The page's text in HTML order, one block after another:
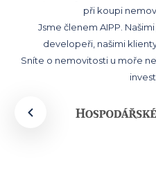
při koupi
Jsme členem AIPP.
developeři, našimi
Sníte o nemovitosti u moře